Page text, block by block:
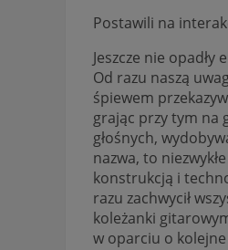
Postawili na
Jeszcze nie
Od razu naszą
śpiewem
grając przy tym na
głośnych,
nazwa, to
konstrukcją i
razu zachwycił
koleżanki
w oparciu o